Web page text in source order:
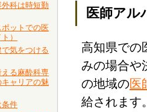
科は時短勤
ットでの医
）
気をつける
る麻酔科専
キャリアの魅
条件
医師アル
高知県での
みの場合や
の地域の医
給されます